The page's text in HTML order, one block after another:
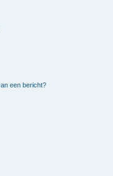
een bericht?